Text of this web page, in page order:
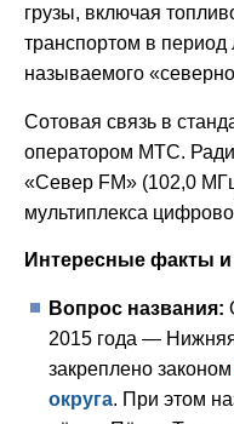
грузы, включая
транспортом в период
называемого
Сотовая связь в
оператором МТС.
«Север FM» (102,0
мультиплекса
Интересные факты
Вопрос названия:
2015 года —
закреплено законом
округа. При этом